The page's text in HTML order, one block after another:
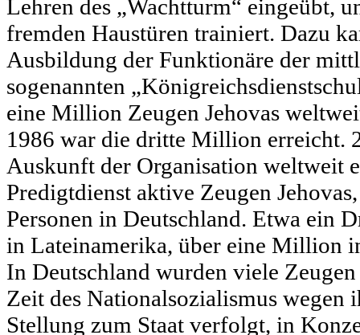
Lehren des „Wachtturm“ eingeübt,
fremden Haustüren trainiert. Dazu
Ausbildung der Funktionäre der
sogenannten
eine Million Zeugen Jehovas
1986 war die dritte Million erreicht.
Auskunft der Organisation weltweit
Predigtdienst aktive Zeugen
Personen in Deutschland. Etwa ein
in Lateinamerika, über eine Million
In Deutschland wurden viele
Zeit des Nationalsozialismus wegen
Stellung zum Staat verfolgt, in